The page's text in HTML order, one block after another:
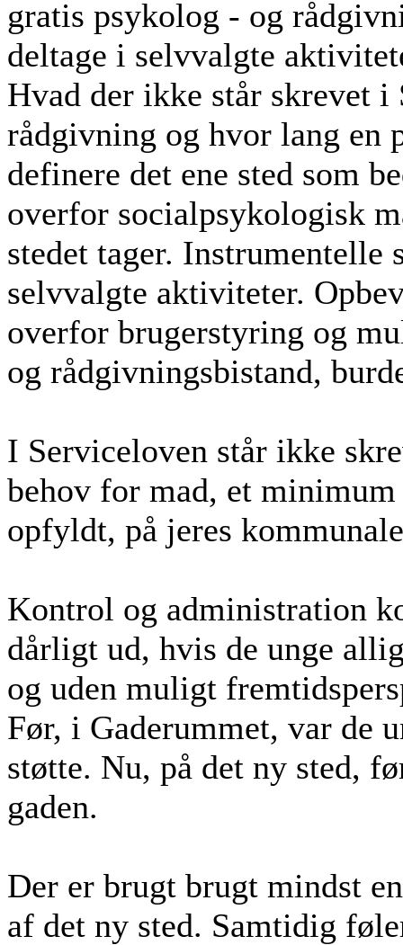
gratis psykolog - og
deltage i selvvalgte
Hvad der ikke står skrevet
rådgivning og hvor lang en
definere det ene sted som
overfor socialpsykologisk
stedet tager.
selvvalgte aktiviteter.
overfor brugerstyring og
og rådgivningsbistand,
I Serviceloven står ikke
behov for mad, et
opfyldt, på jeres
Kontrol og administration
dårligt ud, hvis de unge
og uden muligt
Før, i Gaderummet, var de
støtte. Nu, på det ny sted,
gaden.
Der er brugt brugt mindst
af det ny sted. Samtidig